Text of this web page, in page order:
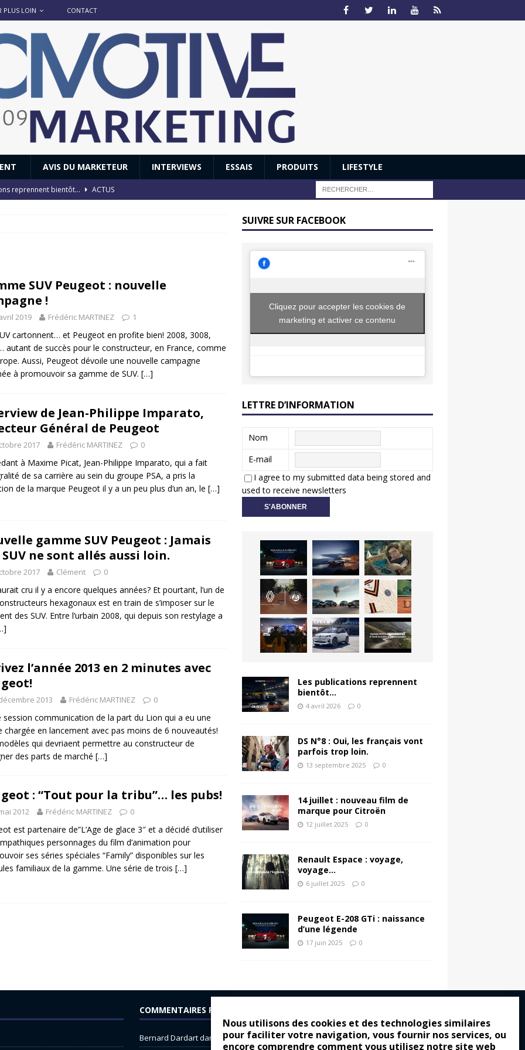
Nous utilisons des cookies et des technologies similaires
pour faciliter votre navigation, vous fournir nos services, ou
encore comprendre comment vous utilisez notre site web
PLUS LOIN CONTACT
AVIS DU MARKETEUR INTERVIEWS ESSAIS PRODUITS LIFESTYLE
reprennent bientôt…
ACTUS
: Honda dévoile un spot publicitaire… confiné! ACTUS
SUV Peugeot : nouvelle
!
2019 Frédéric MARTINEZ 1
cartonnent… et Peugeot en profite bien! 2008, 3008,
autant de succès pour le constructeur, en France, comme
Aussi, Peugeot dévoile une nouvelle campagne
à promouvoir sa gamme de SUV. […]
de Jean-Philippe Imparato,
Général de Peugeot
2017 Frédéric MARTINEZ 0
à Maxime Picat, Jean-Philippe Imparato, qui a fait
de sa carrière au sein du groupe PSA, a pris la
de la marque Peugeot il y a un peu plus d’un an, le […]
gamme SUV Peugeot : Jamais
SUV ne sont allés aussi loin.
2017 Clément 0
cru il y a encore quelques années? Et pourtant, l’un de
hexagonaux est en train de s’imposer sur le
des SUV. Entre l’urbain 2008, qui depuis son restylage a
l’année 2013 en 2 minutes avec
2013 Frédéric MARTINEZ 0
session communication de la part du Lion qui a eu une
chargée en lancement avec pas moins de 6 nouveautés!
qui devriaent permettre au constructeur de
des parts de marché […]
: “Tout pour la tribu”… les pubs!
2012 Frédéric MARTINEZ 0
est partenaire de”L’Age de glace 3″ et a décidé d’utiliser
personnages du film d’animation pour
ses séries spéciales “Family” disponibles sur les
familiaux de la gamme. Une série de trois […]
SUIVRE SUR FACEBOOK
Cliquez pour accepter les cookies de
marketing et activer ce contenu
LETTRE D’INFORMATION
Nom
E-mail
I agree to my submitted data being stored and
used to receive newsletters
Les publications reprennent
bientôt…
4 avril 2026 0
DS N°8 : Oui, les français vont
parfois trop loin.
13 septembre 2025 0
14 juillet : nouveau film de
marque pour Citroën
12 juillet 2025 0
Renault Espace : voyage,
voyage…
6 juillet 2025 0
Peugeot E-208 GTi : naissance
d’une légende
17 juin 2025 0
COMMENTAIRES RÉCENTS
Bernard Dardartdans Dacia Sandero : pour les gens vrais